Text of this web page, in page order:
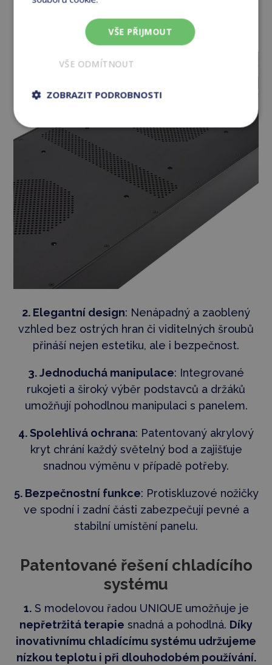
produktům na trhu s konstrukci se železa.
2. Elegantní design: Nenápadný a zaoblený
vzhled bez ostrých hran či viditelných šroubů
přináší nejen estetiku, ale i bezpečnost.
3.Jednoduchá manipulace: Integrované
rukojeti a široký výběr podstavců a držáků
umožňují pohodlnou manipulaci s panelem.
4. Spolehlivá ochrana: Patentovaný akrylový
kryt chrání každý světelný bod a zajišťuje
snadnou výměnu v případě potřeby.
5. Bezpečnostní funkce: Protiskluzové nožičky
ve spodní i zadní části zabezpečují pevné a
stabilní umístění panelu.
Patentované řešení chladícího
systému
1.S modelovou řadou UNIQUE umožňuje je
nepřetržitá terapie snadná a pohodlná. Díky
inovativnímu chladícímu systému udržujeme
nízkou teplotu i při dlouhodobém používání.
VŠE PŘIJMOUT
VŠE ODMÍTNOUT
ZOBRAZIT PODROBNOSTI